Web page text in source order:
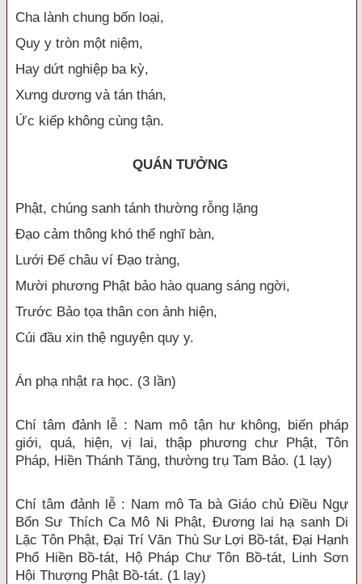
Cha lành chung bốn loại,
Quy y tròn một niệm,
Hay dứt nghiệp ba kỳ,
Xưng dương và tán thán,
Ức kiếp không cùng tận.
QUÁN TƯỞNG
Phật, chúng sanh tánh thường rỗng lặng
Đạo cảm thông khó thể nghĩ bàn,
Lưới Đế châu ví Đạo tràng,
Mười phương Phật bảo hào quang sáng ngời,
Trước Bảo tọa thân con ảnh hiện,
Cúi đầu xin thệ nguyện quy y.
Án phạ nhật ra học. (3 lần)
Chí tâm đảnh lễ : Nam mô tận hư không, biến pháp
giới, quá, hiện, vị lai, thập phương chư Phật, Tôn
Pháp, Hiền Thánh Tăng, thường trụ Tam Bảo. (1 lạy)
Chí tâm đảnh lễ : Nam mô Ta bà Giáo chủ Điều Ngự
Bổn Sư Thích Ca Mô Ni Phật, Đương lai hạ sanh Di
Lặc Tôn Phật, Đại Trí Văn Thù Sư Lợi Bồ-tát, Đại Hạnh
Phổ Hiền Bồ-tát, Hộ Pháp Chư Tôn Bồ-tát, Linh Sơn
Hội Thượng Phật Bồ-tát. (1 lạy)